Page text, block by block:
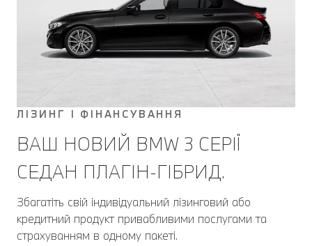
ЛІЗИНГ І ФІНАНСУВАННЯ
ВАШ НОВИЙ BMW 3 СЕРІЇ
CЕДАН ПЛАГІН-ГІБРИД.
Збагатіть свій індивідуальний лізинговий або
кредитний продукт привабливими послугами та
страхуванням в одному пакеті.